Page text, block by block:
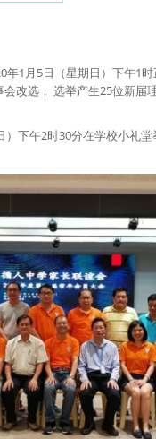
年1月5日（星期日）下午1
改选， 选举产生25位新届
下午2时30分在学校小礼